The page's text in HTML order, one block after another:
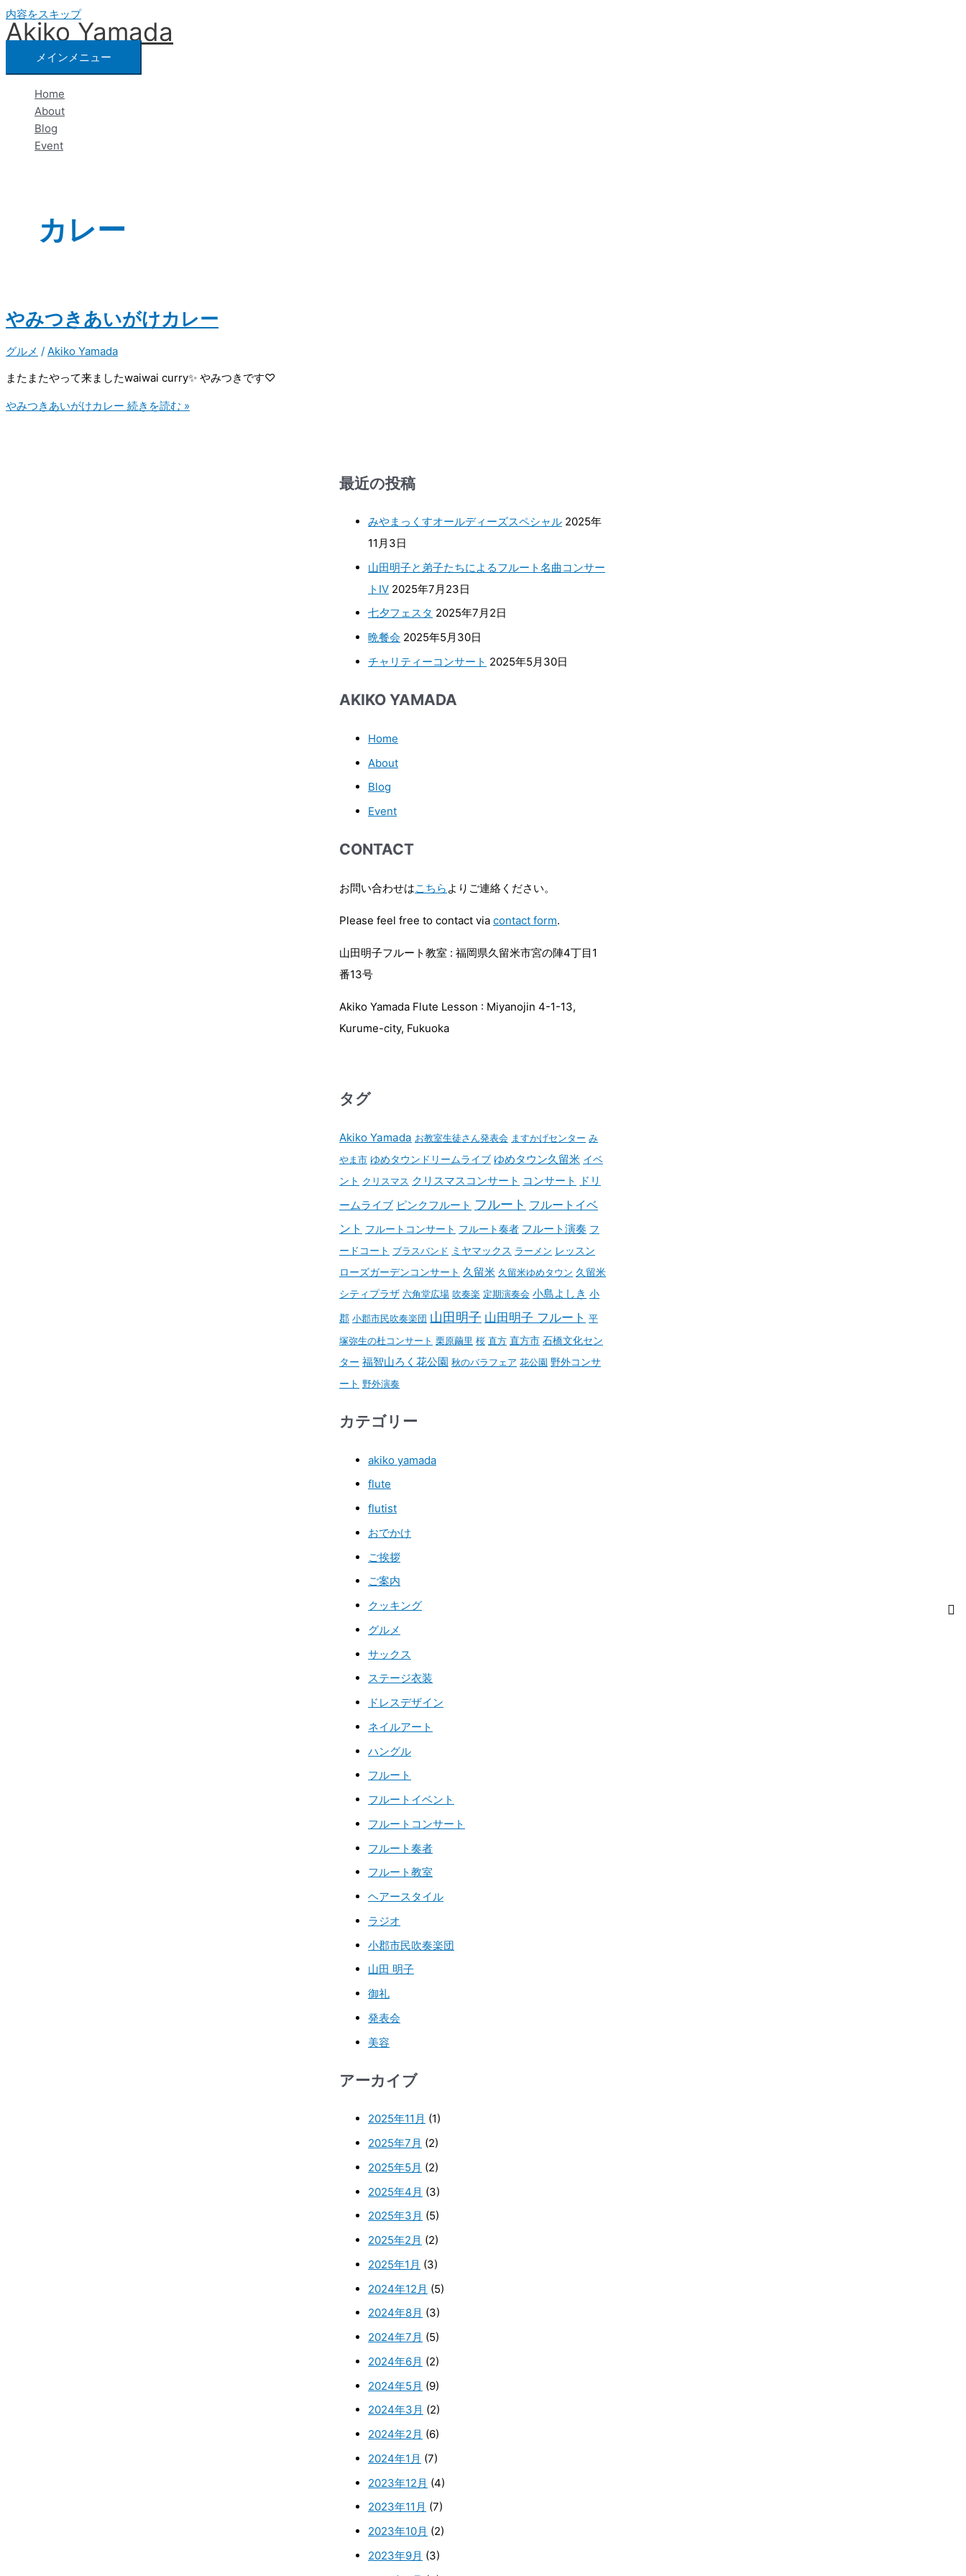
内容をスキップ
Akiko Yamada
メインメニュー
Home
About
Blog
Event
カレー
やみつきあいがけカレー
グルメ / Akiko Yamada
またまたやって来ましたwaiwai curry✨ やみつきです♡
やみつきあいがけカレー 続きを読む »
最近の投稿
みやまっくすオールディーズスペシャル 2025年
11月3日
山田明子と弟子たちによるフルート名曲コンサー
トⅣ 2025年7月23日
七夕フェスタ 2025年7月2日
晩餐会 2025年5月30日
チャリティーコンサート 2025年5月30日
AKIKO YAMADA
Home
About
Blog
Event
CONTACT
お問い合わせはこちら よりご連絡ください。
Please feel free to contact via contact form.
山田明子フルート教室 : 福岡県久留米市宮の陣4丁目1
番13号
Akiko Yamada Flute Lesson : Miyanojin 4-1-13,
Kurume-city, Fukuoka
タグ
Akiko Yamada お教室生徒さん発表会 ますかげセンター み
やま市 ゆめタウンドリームライブ ゆめタウン久留米 イベ
ント クリスマス クリスマスコンサート コンサート
ドリ
ームライブ ピンクフルート フルート フルートイベ
ント フルートコンサート フルート奏者 フルート演奏 フ
ードコート ブラスバンド ミヤマックス ラーメン レッスン
ローズガーデンコンサート 久留米 久留米ゆめタウン 久留米
シティプラザ 六角堂広場 吹奏楽 定期演奏会 小島よしき 小
郡 小郡市民吹奏楽団 山田明子 山田明子 フルート 平
塚弥生の杜コンサート 栗原繭里 桜 直方 直方市 石橋文化セン
ター 福智山ろく花公園 秋のバラフェア 花公園 野外コンサ
ート 野外演奏
カテゴリー
akiko yamada
flute
flutist
おでかけ
ご挨拶
ご案内
クッキング
グルメ
サックス
ステージ衣装
ドレスデザイン
ネイルアート
ハングル
フルート
フルートイベント
フルートコンサート
フルート奏者
フルート教室
ヘアースタイル
ラジオ
小郡市民吹奏楽団
山田 明子
御礼
発表会
美容
アーカイブ
2025年11月 (1)
2025年7月 (2)
2025年5月 (2)
2025年4月 (3)
2025年3月 (5)
2025年2月 (2)
2025年1月 (3)
2024年12月 (5)
2024年8月 (3)
2024年7月 (5)
2024年6月 (2)
2024年5月 (9)
2024年3月 (2)
2024年2月 (6)
2024年1月 (7)
2023年12月 (4)
2023年11月 (7)
2023年10月 (2)
2023年9月 (3)